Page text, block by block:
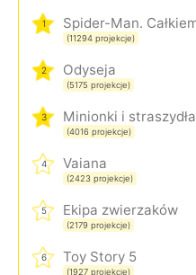
1
(11294 projekcje)
2 Odyseja
(5175 projekcje)
3 Minionki i straszydła
(4016 projekcje)
4 Vaiana
(2423 projekcje)
5 Ekipa zwierzaków
(2179 projekcje)
6 Toy Story 5
(1927 projekcje)